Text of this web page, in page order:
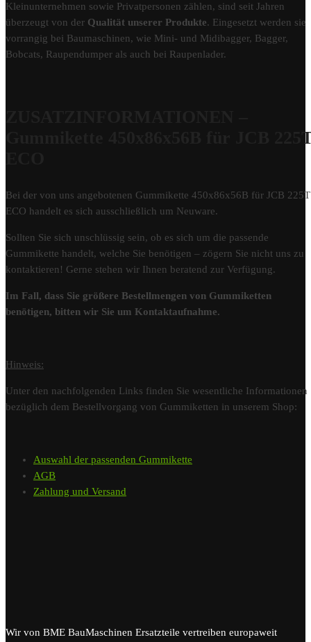
Kleinunternehmen sowie Privatpersonen zählen, sind seit Jahren
überzeugt von der Qualität unserer Produkte. Eingesetzt werden sie
vorrangig bei Baumaschinen, wie Mini- und Midibagger, Bagger,
Bobcats, Raupendumper als auch bei Raupenlader.
Gummikette 450x86x56B für JCB
Bei der von uns angebotenen Gummikette 450x86x56B für JCB 225T
ECO handelt es sich ausschließlich um Neuware.
Sollten Sie sich unschlüssig sein, ob es sich um die passende
Gummikette handelt, welche Sie benötigen – zögern Sie nicht uns zu
kontaktieren! Gerne stehen wir Ihnen beratend zur Verfügung.
Im Fall, dass Sie größere Bestellmengen von Gummiketten
benötigen, bitten wir Sie um Kontaktaufnahme.
Hinweis:
Unter den nachfolgenden Links finden Sie wesentliche Informationen
bezüglich dem Bestellvorgang von Gummiketten in unserem Shop:
Auswahl der passenden Gummikette
AGB
Zahlung und Versand
Wir von BME BauMaschinen Ersatzteile vertreiben europaweit